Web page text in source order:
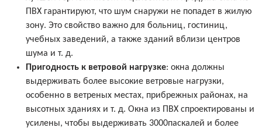
ПВХ гарантируют, что шум снаружи не попадет в жилую
зону. Это свойство важно для больниц, гостиниц,
учебных заведений, а также зданий вблизи центров
шума и т. д.
Пригодность к ветровой нагрузке: окна должны
выдерживать более высокие ветровые нагрузки,
особенно в ветреных местах, прибрежных районах, на
высотных зданиях и т. д. Окна из ПВХ спроектированы и
усилены, чтобы выдерживать 3000паскалей и более